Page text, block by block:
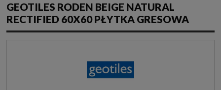
GEOTILES RODEN BEIGE NATURAL
RECTIFIED 60X60 PŁYTKA GRESOWA